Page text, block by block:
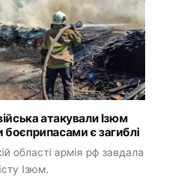
атакували Ізюм
боєприпасами є загиблі
області армія рф завдала
Ізюм.